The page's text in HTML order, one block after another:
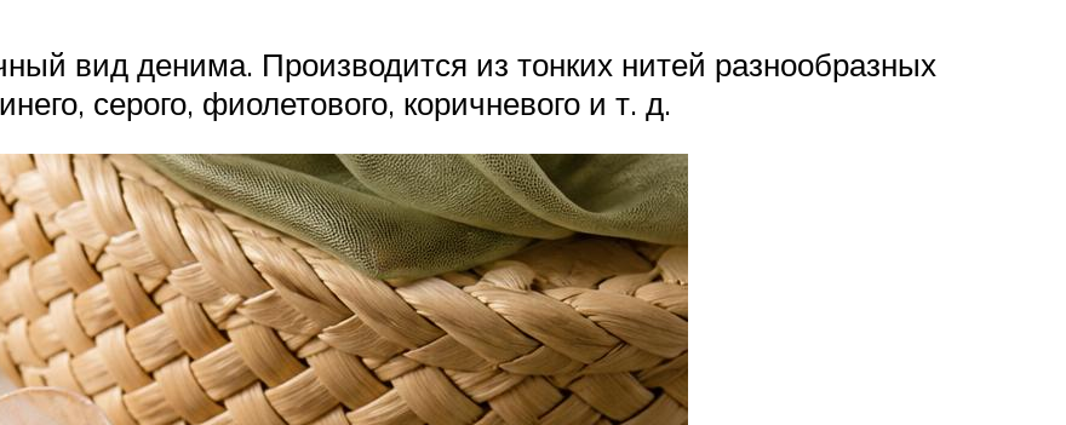
вид денима. Производится из тонких нитей разнообразных
серого, фиолетового, коричневого и т. д.